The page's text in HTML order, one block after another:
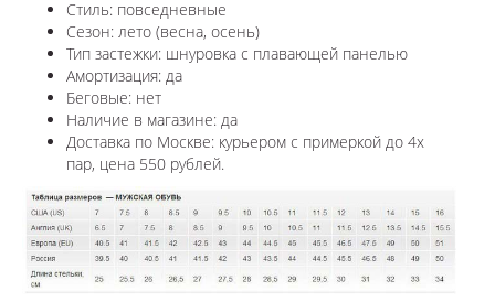
Стиль: повседневные
Сезон: лето (весна, осень)
Тип застежки: шнуровка с плавающей панелью
Амортизация: да
Беговые: нет
Наличие в магазине: да
Доставка по Москве: курьером с примеркой до 4х
пар, цена 550 рублей.